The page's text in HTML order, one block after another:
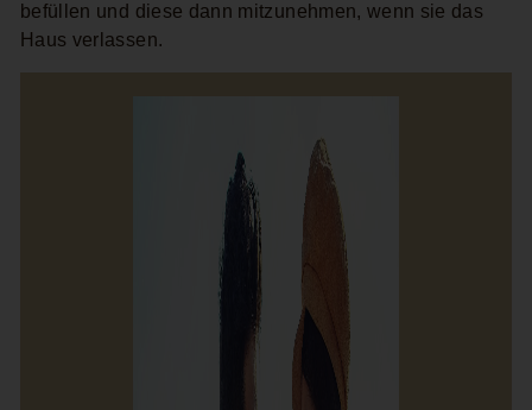
befüllen und diese dann mitzunehmen, wenn sie das
Haus verlassen.